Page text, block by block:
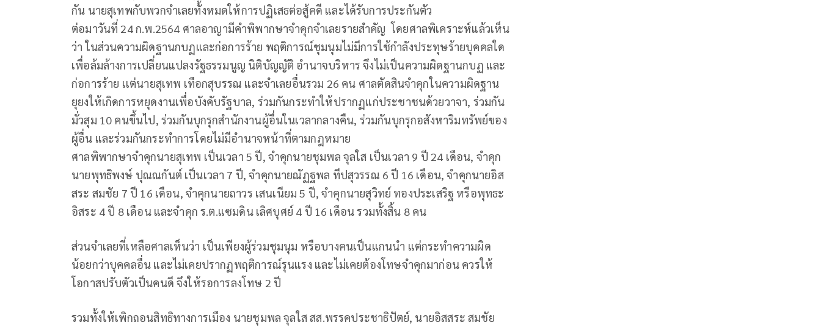
กัน นายสุเทพกับพวกจำเลยทั้งหมดให้การปฏิเสธต่อสู้คดี และได้รับการประกันตัว
ต่อมาวันที่ 24 ก.พ.2564 ศาลอาญามีคำพิพากษาจำคุกจำเลยรายสำคัญ โดยศาลพิเคราะห์แล้วเห็น
ว่า ในส่วนความผิดฐานกบฏและก่อการร้าย พฤติการณ์ชุมนุมไม่มีการใช้กำลังประทุษร้ายบุคคลใด
เพื่อล้มล้างการเปลี่ยนแปลงรัฐธรรมนูญ นิติบัญญัติ อำนาจบริหาร จึงไม่เป็นความผิดฐานกบฏ และ
ก่อการร้าย เเต่นายสุเทพ เทือกสุบรรณ และจำเลยอื่นรวม 26 คน ศาลตัดสินจำคุกในความผิดฐาน
ยุยงให้เกิดการหยุดงานเพื่อบังคับรัฐบาล, ร่วมกันกระทำให้ปรากฏแก่ประชาชนด้วยวาจา, ร่วมกัน
มั่วสุม 10 คนขึ้นไป, ร่วมกันบุกรุกสำนักงานผู้อื่นในเวลากลางคืน, ร่วมกันบุกรุกอสังหาริมทรัพย์ของ
ผู้อื่น และร่วมกันกระทำการโดยไม่มีอำนาจหน้าที่ตามกฎหมาย
ศาลพิพากษาจำคุกนายสุเทพ เป็นเวลา 5 ปี, จำคุกนายชุมพล จุลใส เป็นเวลา 9 ปี 24 เดือน, จำคุก
นายพุทธิพงษ์ ปุณณกันต์ เป็นเวลา 7 ปี, จำคุกนายณัฏฐพล ทีปสุวรรณ 6 ปี 16 เดือน, จำคุกนายอิส
สระ สมชัย 7 ปี 16 เดือน, จำคุกนายถาวร เสนเนียม 5 ปี, จำคุกนายสุวิทย์ ทองประเสริฐ หรือพุทธะ
อิสระ 4 ปี 8 เดือน และจำคุก ร.ต.แซมดิน เลิศบุศย์ 4 ปี 16 เดือน รวมทั้งสิ้น 8 คน
ส่วนจำเลยที่เหลือศาลเห็นว่า เป็นเพียงผู้ร่วมชุมนุม หรือบางคนเป็นแกนนำ แต่กระทำความผิด
น้อยกว่าบุคคลอื่น และไม่เคยปรากฏพฤติการณ์รุนแรง และไม่เคยต้องโทษจำคุกมาก่อน ควรให้
โอกาสปรับตัวเป็นคนดี จึงให้รอการลงโทษ 2 ปี
รวมทั้งให้เพิกถอนสิทธิทางการเมือง นายชุมพล จุลใส สส.พรรคประชาธิปัตย์, นายอิสสระ สมชัย